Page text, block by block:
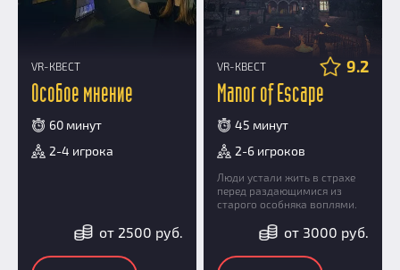
VR-КВЕСТ
Особое мнение
60 минут
2-4 игрока
от 2500 руб.
VR-КВЕСТ 9.2
Manor of Escape
45 минут
2-6 игроков
Люди устали жить в страхе
перед раздающимися из
старого особняка воплями.
от 3000 руб.